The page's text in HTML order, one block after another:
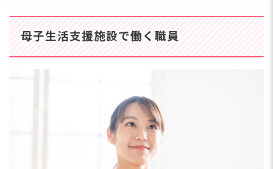
母子生活支援施設で働く職員